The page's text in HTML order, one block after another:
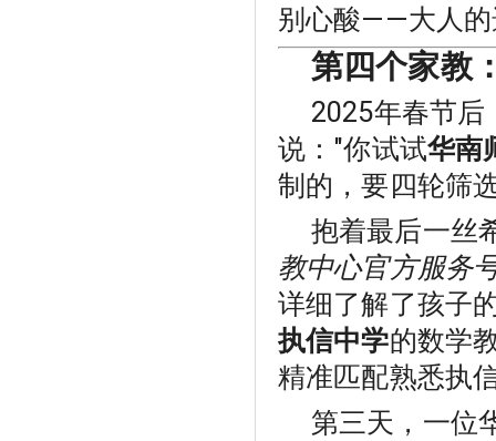
别心酸——大人的
第四个家教
2025年春节后
说："你试试华南
制的，要四轮筛
抱着最后一丝
教中心官方服务
详细了解了孩子
执信中学的数学
精准匹配熟悉执
第三天，一位